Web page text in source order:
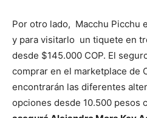
Por otro lado, Macchu Picchu
y para visitarlo un tiquete en
desde $145.000 COP. El
comprar en el marketplace de
encontrarán las diferentes
opciones desde 10.500 pesos